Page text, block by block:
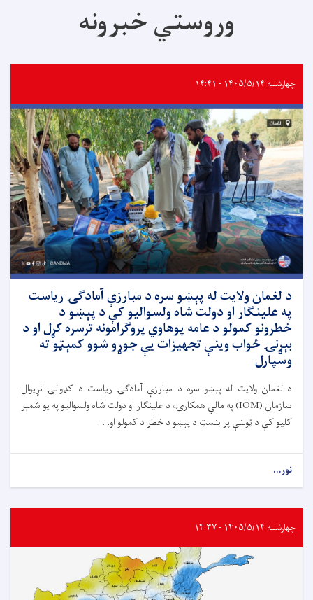
وروستي خبرونه
چهارشنبه ۱۴۰۵/۵/۱۴ - ۱۴:۴۱
د لغمان ولایت له پېښو سره د مبارزې آمادګۍ ریاست
په علینګار او دولت شاه ولسوالیو کې د پېښو د
خطرونو کمولو د عامه پوهاوي پروګرامونه ترسره کړل او د
بېړنۍ ځواب وینې تجهیزات یې جوړو شوو کمېټو ته
وسپارل
د لغمان ولایت له پېښو سره د مبارزې آمادګۍ ریاست د کډوالۍ نړیوال
سازمان (IOM) په مالي همکارۍ، د علینګار او دولت شاه ولسوالیو په یو شمېر
کلیو کې د ټولنې پر بنسټ د پېښو د خطر د کمولو او. . .
نور...
چهارشنبه ۱۴۰۵/۵/۱۴ - ۱۴:۳۷